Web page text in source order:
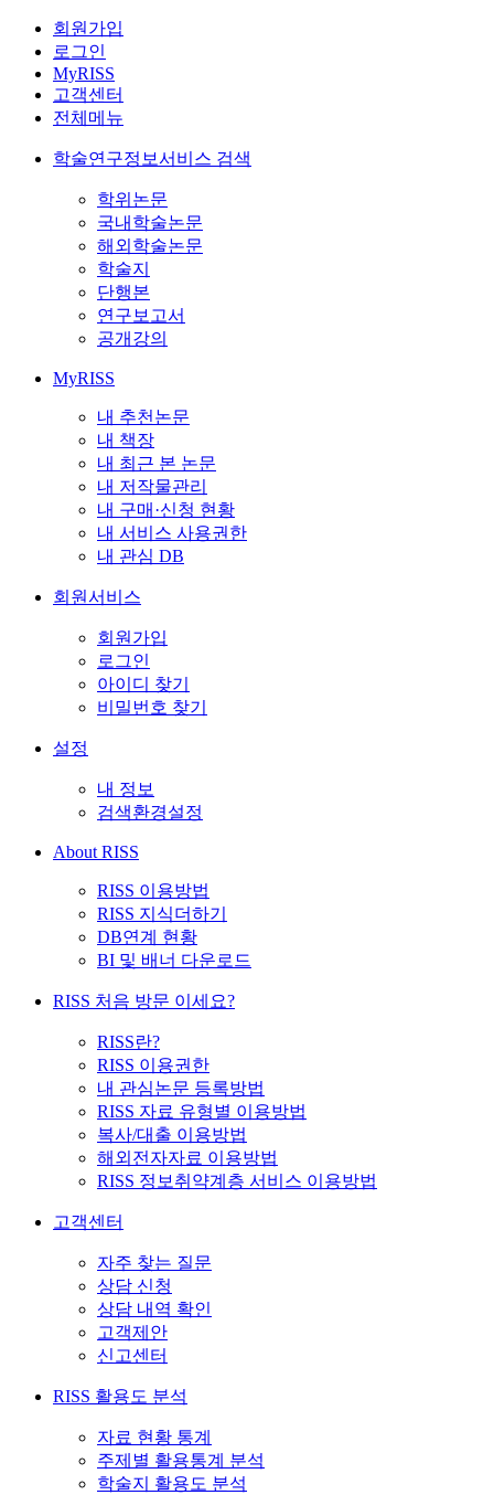
회원가입
로그인
MyRISS
고객센터
전체메뉴
학술연구정보서비스 검색
학위논문
국내학술논문
해외학술논문
학술지
단행본
연구보고서
공개강의
MyRISS
내 추천논문
내 책장
내 최근 본 논문
내 저작물관리
내 구매·신청 현황
내 서비스 사용권한
내 관심 DB
회원서비스
회원가입
로그인
아이디 찾기
비밀번호 찾기
설정
내 정보
검색환경설정
About RISS
RISS 이용방법
RISS 지식더하기
DB연계 현황
BI 및 배너 다운로드
RISS 처음 방문 이세요?
RISS란?
RISS 이용권한
내 관심논문 등록방법
RISS 자료 유형별 이용방법
복사/대출 이용방법
해외전자자료 이용방법
RISS 정보취약계층 서비스 이용방법
고객센터
자주 찾는 질문
상담 신청
상담 내역 확인
고객제안
신고센터
RISS 활용도 분석
자료 현황 통계
주제별 활용통계 분석
학술지 활용도 분석